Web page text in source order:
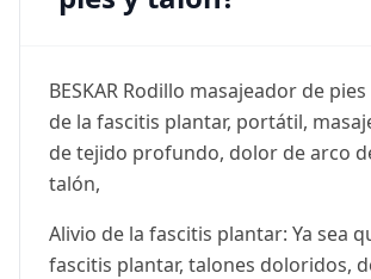
BESKAR Rodillo masajeador de
de la fascitis plantar, portátil,
de tejido profundo, dolor de arco
talón,
Alivio de la fascitis plantar: Ya sea
fascitis plantar, talones doloridos,